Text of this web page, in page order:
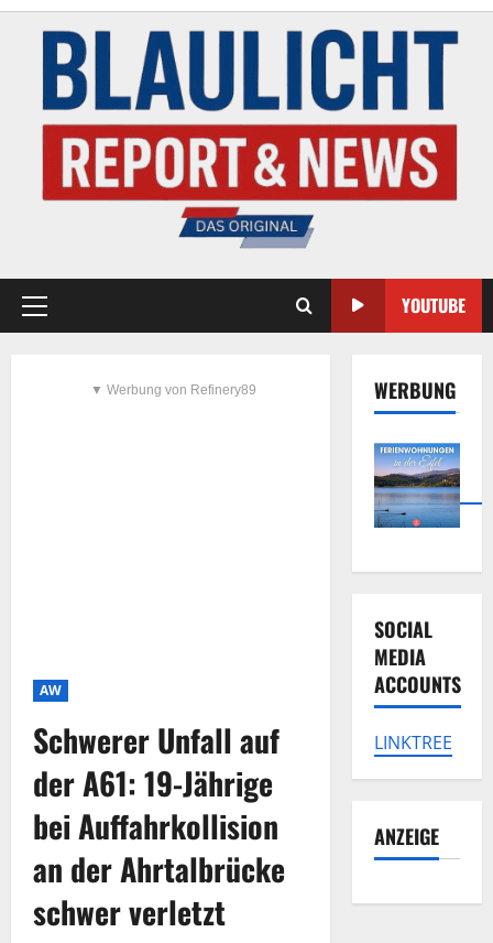
YOUTUBE
▼ Werbung von Refinery89
AW
Schwerer Unfall auf
der A61: 19-Jährige
bei Auffahrkollision
an der Ahrtalbrücke
schwer verletzt
WERBUNG
SOCIAL
MEDIA
ACCOUNTS
LINKTREE
ANZEIGE